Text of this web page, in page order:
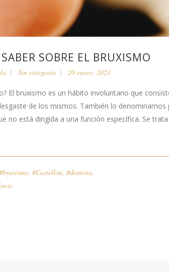
SOBRE EL BRUXISMO
Sin categoría 20 enero, 2021
El bruxismo es un hábito involuntario que
de los mismos. También lo
no está dirigida a una función específica. Se trata
, #Castellón, #dentista,